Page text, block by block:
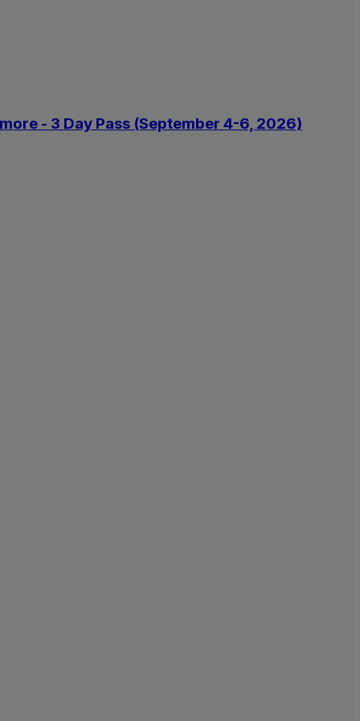
- 3 Day Pass (September 4-6, 2026)